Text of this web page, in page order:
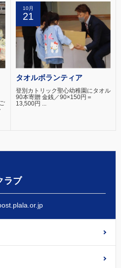
10月
21
タオルボランティア
登別カトリック聖心幼稚園にタオル
90本寄贈 金銭／90×150円＝
13,500円 ...
ラブ